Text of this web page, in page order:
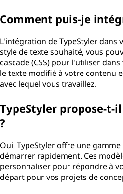
Comment puis-je
L'intégration de TypeStyler dans
style de texte souhaité, vous
cascade (CSS) pour l'utiliser
le texte modifié à votre contenu
avec lequel vous travaillez.
TypeStyler propose-t-
?
Oui, TypeStyler offre une
démarrer rapidement. Ces
personnaliser pour répondre à
départ pour vos projets de